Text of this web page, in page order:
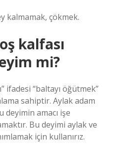
kalmamak, çökmek.
kalfası
mi?
ifadesi “baltayı öğütmek”
sahiptir. Aylak adam
amacı işe
Bu deyimi aylak ve
için kullanırız.